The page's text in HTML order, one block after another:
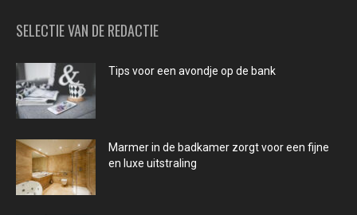
SELECTIE VAN DE REDACTIE
Tips voor een avondje op de bank
Marmer in de badkamer zorgt voor een fijne
en luxe uitstraling